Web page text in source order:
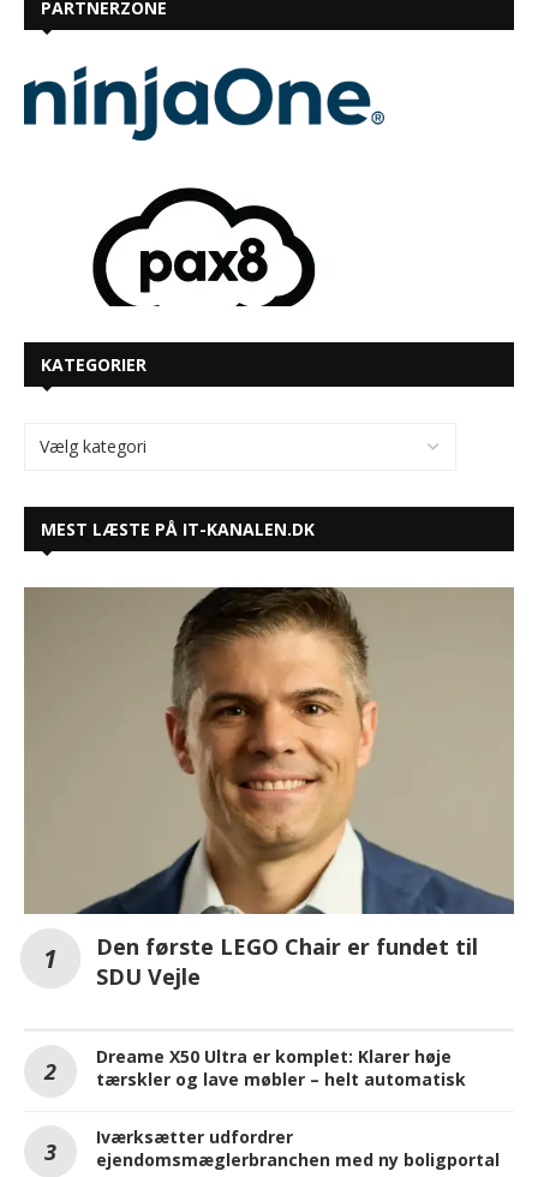
PARTNERZONE
KATEGORIER
MEST LÆSTE PÅ IT-KANALEN.DK
Den første LEGO Chair er fundet til
SDU Vejle
Dreame X50 Ultra er komplet: Klarer høje
tærskler og lave møbler – helt automatisk
Iværksætter udfordrer
ejendomsmæglerbranchen med ny boligportal